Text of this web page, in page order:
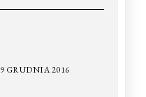
9 GRUDNIA 2016